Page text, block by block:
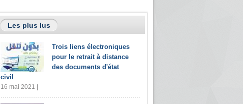
Les plus lus
Trois liens électroniques
pour le retrait à distance
des documents d'état
civil
16 mai 2021 |